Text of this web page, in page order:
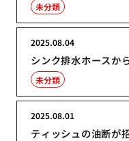
未分類
シンク排水ホースか
2025.08.04
未分類
ティッシュの油断が
2025.08.01